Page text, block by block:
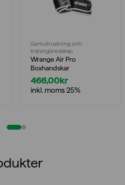
Gymutrustning och
träningsredskap
Wrange Air Pro
Boxhandskar
466,00kr
inkl. moms 25%